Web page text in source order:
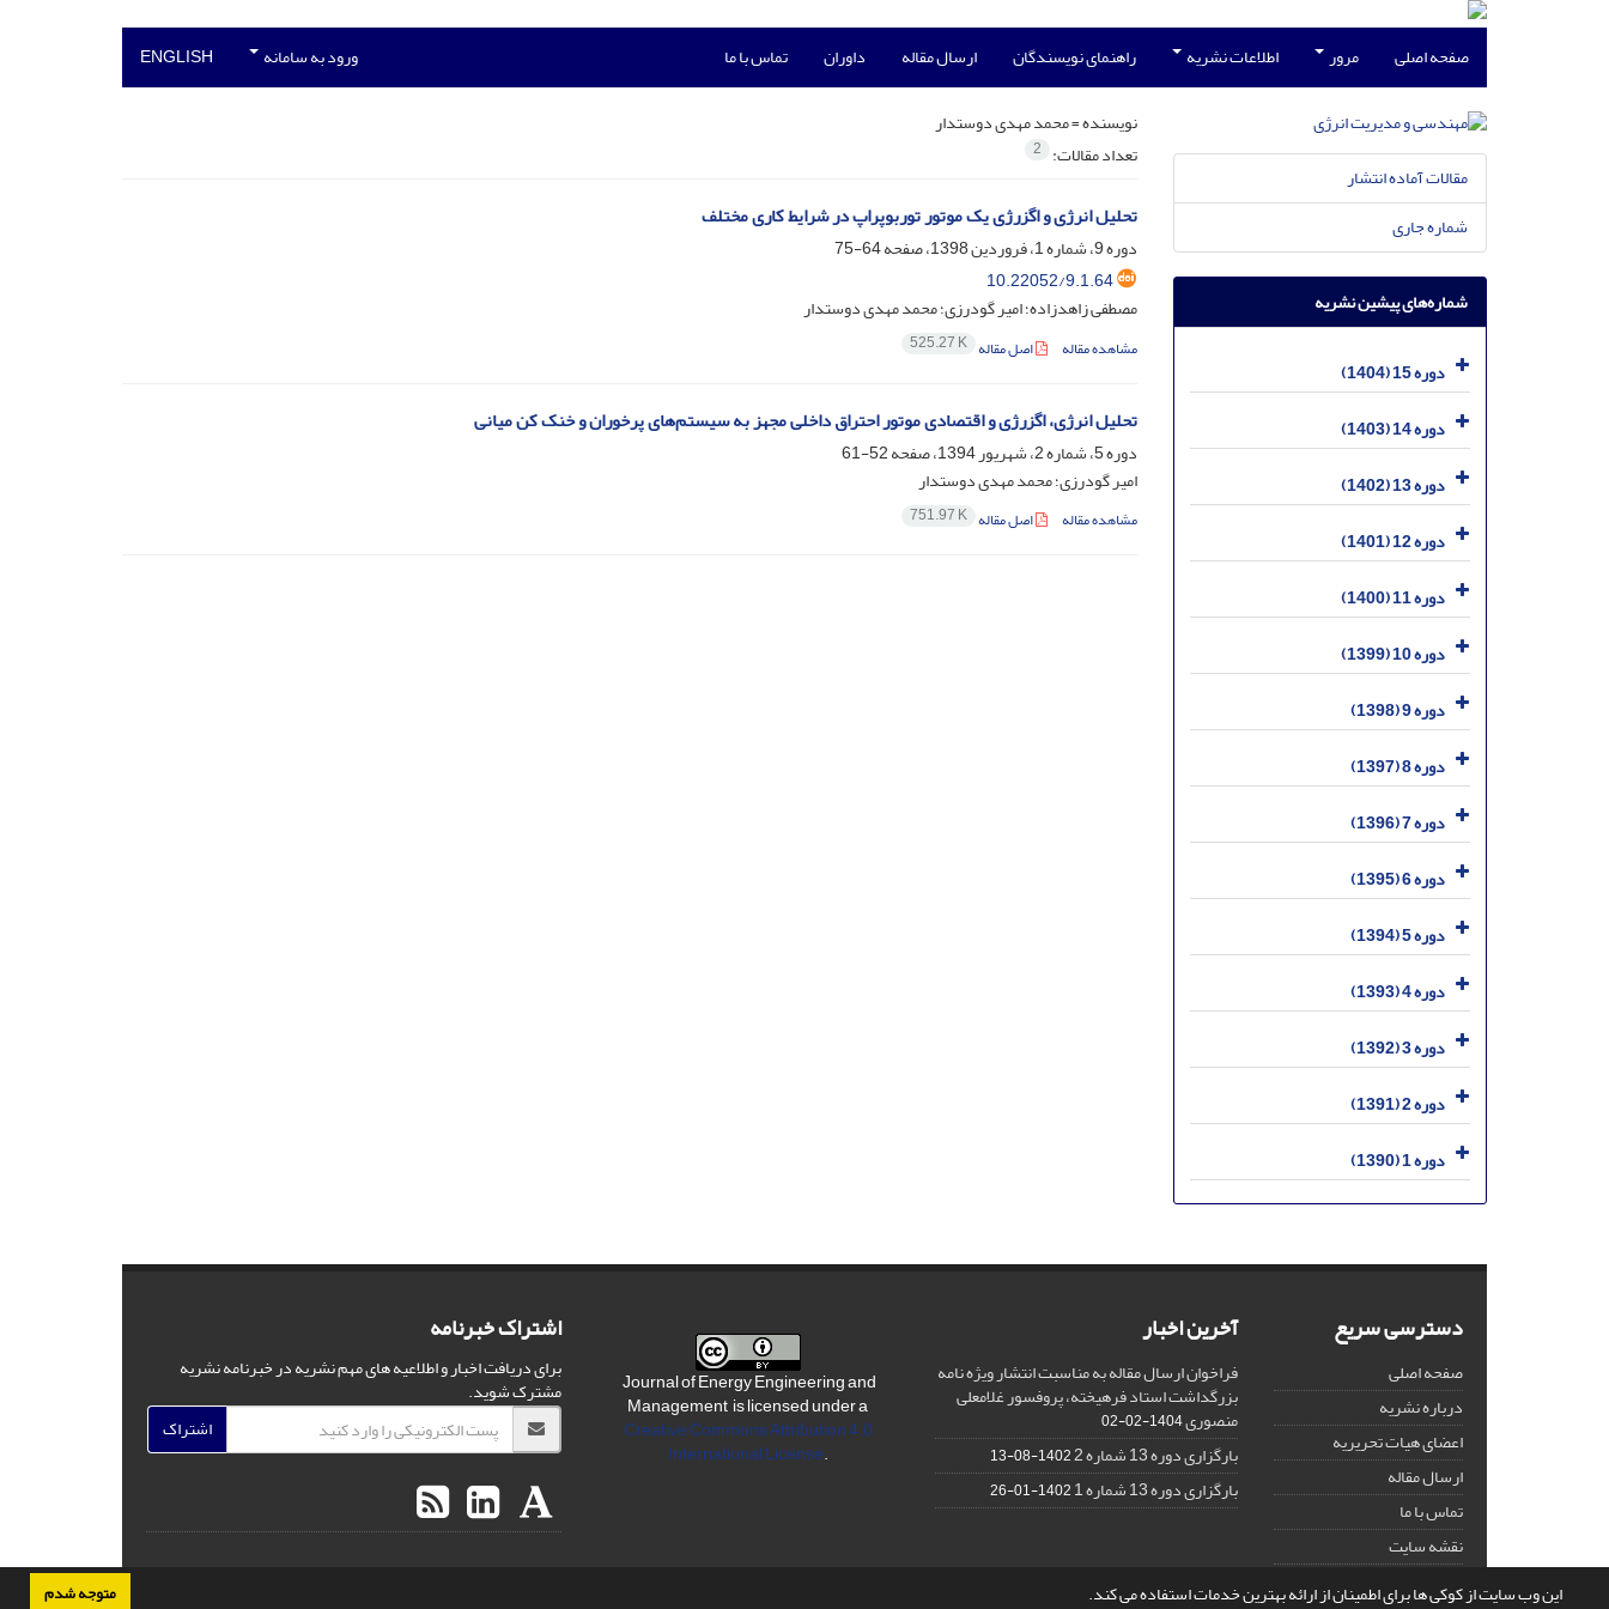
این وب سایت از کوکی ها برای اطمینان از ارائه بهترین خدمات استفاده می کند. متوجه شدم
صفحه اصلی مرور اطلاعات نشریه راهنمای نویسندگان ارسال مقاله داوران تماس با ما ورود به سامانه ENGLISH
نویسنده =محمد مهدی دوستدار
تعداد مقالات: 2
تحلیل انرژی و اگزرژی یک موتور توربوپراپ در شرایط کاری مختلف
دوره 9، شماره 1، فروردین 1398، صفحه
64-75
10.22052/9.1.64
مصطفی زاهدزاده؛ امیر گودرزی؛ محمد مهدی دوستدار
مشاهده مقاله اصل مقاله 525.27 K
تحلیل انرژی، اگزرژی و اقتصادی موتور احتراق داخلی مجهز به سیستم‌های پرخوران و خنک کن میانی
دوره 5، شماره 2، شهریور 1394، صفحه
52-61
امیر گودرزی؛ محمد مهدی دوستدار
مشاهده مقاله اصل مقاله 751.97 K
مقالات آماده انتشار
شماره جاری
شماره‌های پیشین نشریه
دوره 15 (1404)
دوره 14 (1403)
دوره 13 (1402)
دوره 12 (1401)
دوره 11 (1400)
دوره 10 (1399)
دوره 9 (1398)
دوره 8 (1397)
دوره 7 (1396)
دوره 6 (1395)
دوره 5 (1394)
دوره 4 (1393)
دوره 3 (1392)
دوره 2 (1391)
دوره 1 (1390)
دسترسی سریع
صفحه اصلی
درباره نشریه
اعضای هیات تحریریه
ارسال مقاله
تماس با ما
نقشه سایت
آخرین اخبار
فراخوان ارسال مقاله به مناسبت انتشار ویژه نامه
بزرگداشت استاد فرهیخته، پروفسور غلامعلی
منصوری1404-02-02
بارگزاری دوره 13 شماره 2 1402-08-13
بارگزاری دوره 13 شماره 1 1402-01-26
Journal of Energy Engineering and
Management is licensed under a
Creative Commons Attribution 4.0
International License.
اشتراک خبرنامه
برای دریافت اخبار و اطلاعیه های مهم نشریه در خبرنامه نشریه
مشترک شوید.
اشتراک